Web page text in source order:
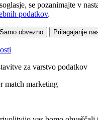
se pozanimajte v
podatkov.
Samo obvezno Prilagajanje
za varstvo podatkov
match marketing